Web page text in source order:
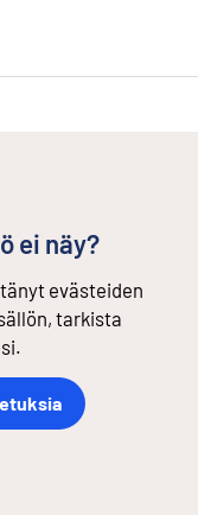
ei näy?
evästeiden
tarkista